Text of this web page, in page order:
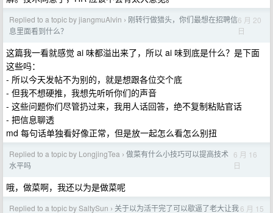
Replied to a topic by jiangmuAlvin › 刚转行做猎头，你们最想在招聘信
息里面看到什么？
6 月 20
日
这篇我一看就感觉 ai 味都溢出来了，所以 ai 味到底是什么？是下面
这些吗：
- 所以今天发帖不为别的，就是想跟各位交个底
- 但我不想硬推，我想先听听你们的声音
- 这些问题你们尽管扔过来，我用人话回答，绝不复制粘贴官话
- 把信息聊透
md 每句话单独看好像正常，但是放一起怎么看怎么别扭
Replied to a topic by LongjingTea › 做菜有什么小技巧可以提高技术
水平吗
6 月 16
日
哦，做菜啊，我还以为是做菜呢
Replied to a topic by SaltySun › 关于以为活干完了可以歇逼了老大让我6 月 15